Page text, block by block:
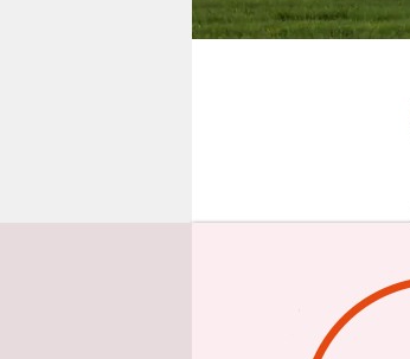
abo